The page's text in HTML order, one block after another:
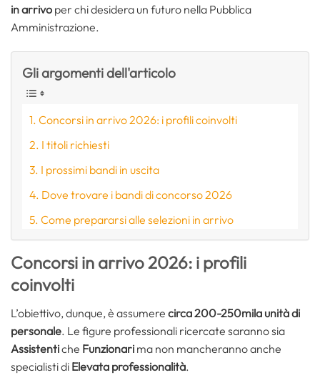
in arrivo per chi desidera un futuro nella Pubblica
Amministrazione.
Gli argomenti dell'articolo
Concorsi in arrivo 2026: i profili coinvolti
I titoli richiesti
I prossimi bandi in uscita
Dove trovare i bandi di concorso 2026
Come prepararsi alle selezioni in arrivo
Concorsi in arrivo 2026: i profili
coinvolti
L’obiettivo, dunque, è assumere circa 200-250mila unità di
personale. Le figure professionali ricercate saranno sia
Assistentiche Funzionari ma non mancheranno anche
specialisti di Elevata professionalità.